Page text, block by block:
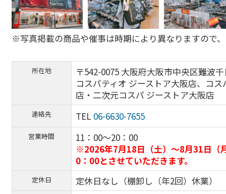
※写真掲載の商品や催事は時期により異なりますので
所在地
〒542-0075 大阪府大阪市中央区難波
コスパティオ ジーストア大阪店、コ
店・二次元コスパ ジーストア大阪店
連絡先 TEL 06-6630-7655
営業時間
11：00～20：00
※2026年7月18日（土）～8月31日（
0：00とさせていただきます。
定休日 定休日なし（棚卸し（年2回）休業）